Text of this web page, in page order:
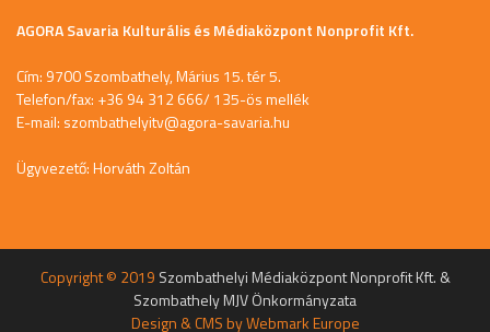
AGORA Savaria Kulturális és Médiaközpont Nonprofit Kft.
Cím: 9700 Szombathely, Márius 15. tér 5.
Telefon/fax: +36 94 312 666/ 135-ös mellék
E-mail: szombathelyitv@agora-savaria.hu
Ügyvezető: Horváth Zoltán
Copyright © 2019 Szombathelyi Médiaközpont Nonprofit Kft. &
Szombathely MJV Önkormányzata
Design & CMS byWebmark Europe